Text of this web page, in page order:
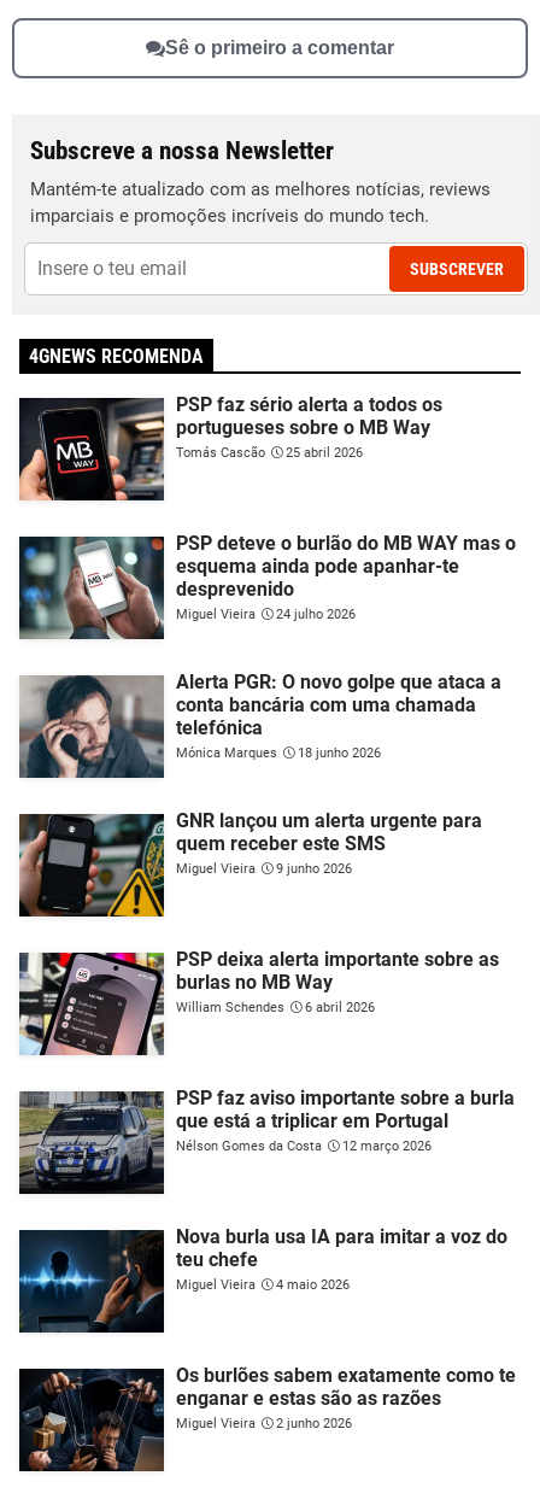
Sê o primeiro a comentar
Subscreve a nossa Newsletter
Mantém-te atualizado com as melhores notícias, reviews
imparciais e promoções incríveis do mundo tech.
SUBSCREVER
4GNEWS RECOMENDA
PSP faz sério alerta a todos os
portugueses sobre o MB Way
Tomás Cascão 25 abril 2026
PSP deteve o burlão do MB WAY mas o
esquema ainda pode apanhar-te
desprevenido
Miguel Vieira 24 julho 2026
Alerta PGR: O novo golpe que ataca a
conta bancária com uma chamada
telefónica
Mónica Marques 18 junho 2026
GNR lançou um alerta urgente para
quem receber este SMS
Miguel Vieira 9 junho 2026
PSP deixa alerta importante sobre as
burlas no MB Way
William Schendes 6 abril 2026
PSP faz aviso importante sobre a burla
que está a triplicar em Portugal
Nélson Gomes da Costa 12 março 2026
Nova burla usa IA para imitar a voz do
teu chefe
Miguel Vieira 4 maio 2026
Os burlões sabem exatamente como te
enganar e estas são as razões
Miguel Vieira 2 junho 2026